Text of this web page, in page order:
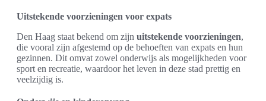
Uitstekende voorzieningen voor expats
Den Haag staat bekend om zijn uitstekende voorzieningen,
die vooral zijn afgestemd op de behoeften van expats en hun
gezinnen. Dit omvat zowel onderwijs als mogelijkheden voor
sport en recreatie, waardoor het leven in deze stad prettig en
veelzijdig is.